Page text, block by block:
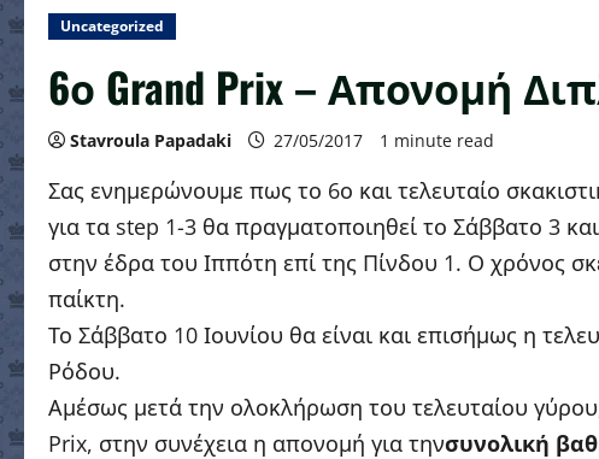
Uncategorized
6ο Grand Prix – Απονομή
Stavroula Papadaki 27/05/2017 1 minute read
Σας ενημερώνουμε πως το 6ο και τελευταίο
για τα step 1-3 θα πραγματοποιηθεί το Σάββατο 3
στην έδρα του Ιππότη επί της Πίνδου 1. Ο χρόνος
παίκτη.
Το Σάββατο 10 Ιουνίου θα είναι και επισήμως η
Ρόδου.
Αμέσως μετά την ολοκλήρωση του τελευταίου
Prix, στην συνέχεια η απονομή για τηνσυνολική